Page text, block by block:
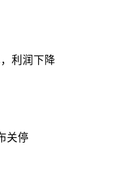
利润下降
关停